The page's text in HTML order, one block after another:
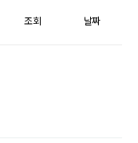
조회 날짜